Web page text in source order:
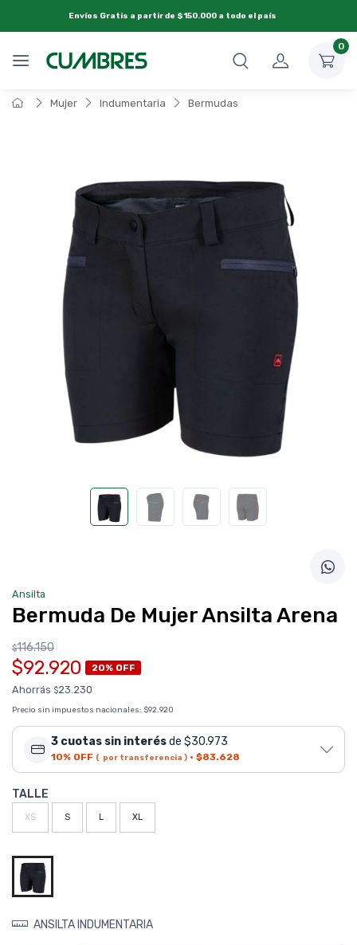
Envíos Gratis a partir de $150.000 a todo el país
0
Mujer Indumentaria Bermudas
Ansilta
Bermuda De Mujer Ansilta Arena
$116.150
$92.920 20% OFF
Ahorrás $23.230
Precio sin impuestos nacionales: $92.920
3 cuotas sin interésde $30.973
10% OFF ( por transferencia ) · $83.628
TALLE
XS S L XL
ANSILTA INDUMENTARIA